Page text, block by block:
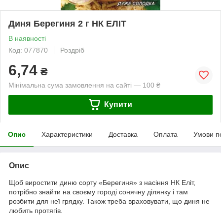
Диня Берегиня 2 г НК ЕЛІТ
В наявності
Код: 077870
Роздріб
6,74 ₴
Мінімальна сума замовлення на сайті — 100 ₴
Купити
Опис Характеристики Доставка Оплата Умови
Опис
Щоб виростити диню сорту «Берегиня» з насіння НК Еліт,
потрібно знайти на своєму городі сонячну ділянку і там
розбити для неї грядку. Також треба враховувати, що диня не
любить протягів.